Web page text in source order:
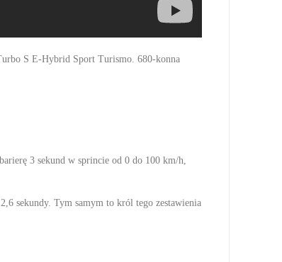
S E-Hybrid Sport Turismo. 680-konna
3 sekund w sprincie od 0 do 100 km/h,
sekundy. Tym samym to król tego zestawienia